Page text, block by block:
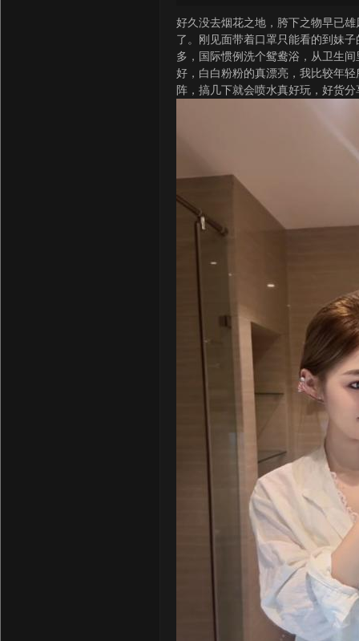
好久没去烟花之地，胯下之物早已
了。刚见面带着口罩只能看的到妹
多，国际惯例洗个鸳鸯浴，从卫生
好，白白粉粉的真漂亮，我比较年
阵，搞几下就会喷水真好玩，好货